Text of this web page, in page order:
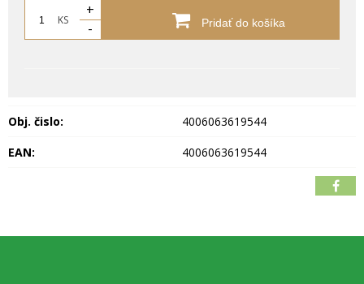
KS
+
-
Pridať do košíka
Obj. čislo:
4006063619544
EAN:
4006063619544